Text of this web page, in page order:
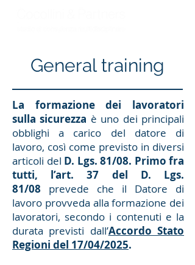
General training
La formazione dei lavoratori
sulla sicurezza è uno dei principali
obblighi a carico del datore di
lavoro, così come previsto in diversi
articoli del D. Lgs. 81/08. Primo fra
tutti, l’art. 37 del D. Lgs.
81/08 prevede che il Datore di
lavoro provveda alla formazione dei
lavoratori, secondo i contenuti e la
durata previsti dall’Accordo Stato
Regioni del 17/04/2025.